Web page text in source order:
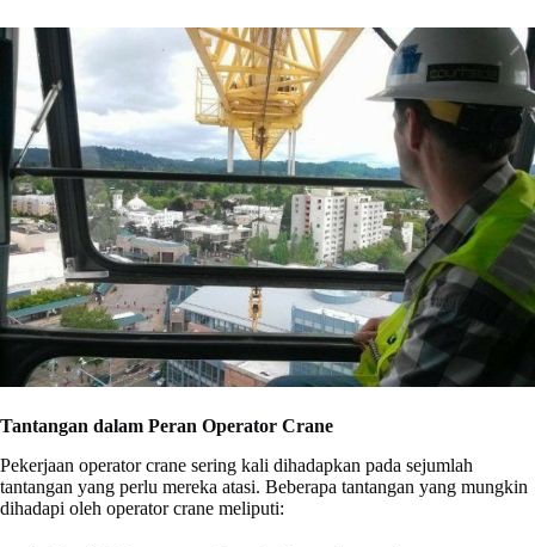
Tantangan dalam Peran Operator Crane
Pekerjaan operator crane sering kali dihadapkan pada sejumlah
tantangan yang perlu mereka atasi. Beberapa tantangan yang mungkin
dihadapi oleh operator crane meliputi: